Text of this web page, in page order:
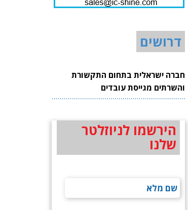
דרושים
חברה ישראלית בתחום התקשורת
והשרתים מגייסת עובדים
הירשמו לניוזלטר
שלנו